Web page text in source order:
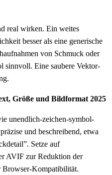
real wirken. Ein weites
besser als eine generische
von Schmuck oder
sinnvoll. Eine saubere Vektor-
Größe und Bildformat 2025
unendlich-zeichen-symbol-
präzise und beschreibend, etwa
Setze auf
AVIF zur Reduktion der
Browser-Kompatibilität.